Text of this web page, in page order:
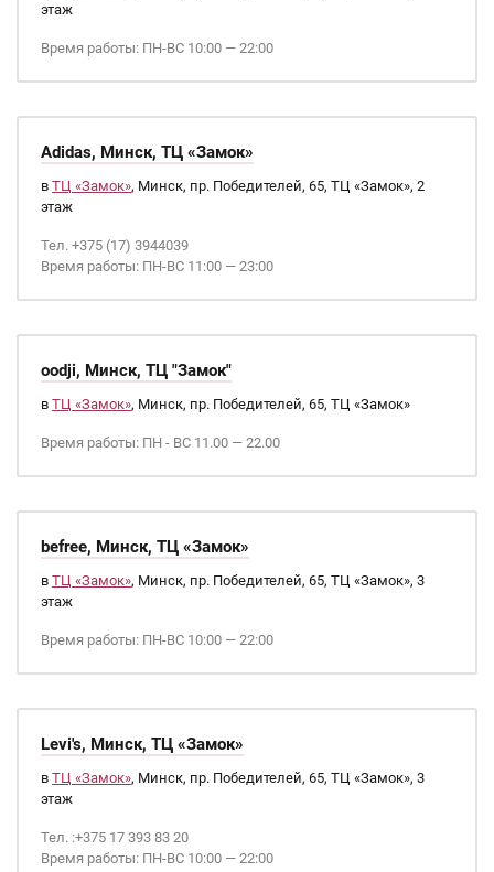
этаж
Время работы: ПН-ВС 10:00 — 22:00
Adidas, Минск, ТЦ «Замок»
в ТЦ «Замок», Минск, пр. Победителей, 65, ТЦ «Замок», 2
этаж
Тел. +375 (17) 3944039
Время работы: ПН-ВС 11:00 — 23:00
oodji, Минск, ТЦ "Замок"
в ТЦ «Замок», Минск, пр. Победителей, 65, ТЦ «Замок»
Время работы: ПН - ВС 11.00 — 22.00
befree, Минск, ТЦ «Замок»
в ТЦ «Замок», Минск, пр. Победителей, 65, ТЦ «Замок», 3
этаж
Время работы: ПН-ВС 10:00 — 22:00
Levi's, Минск, ТЦ «Замок»
в ТЦ «Замок», Минск, пр. Победителей, 65, ТЦ «Замок», 3
этаж
Тел. :+375 17 393 83 20
Время работы: ПН-ВС 10:00 — 22:00